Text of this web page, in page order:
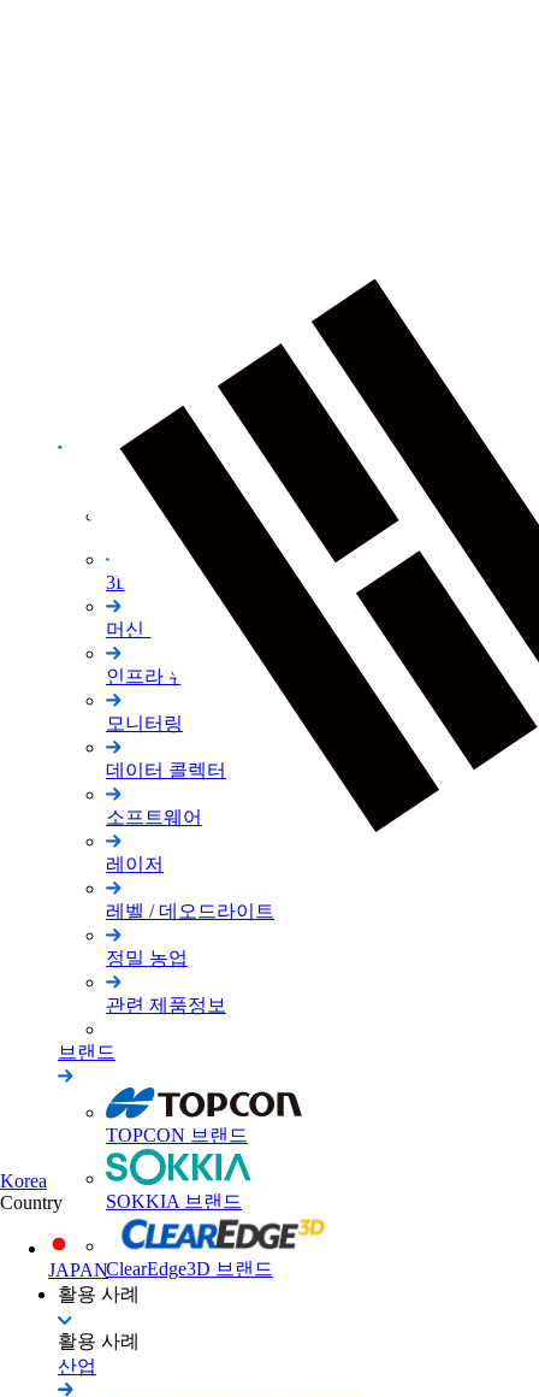
제품정보 카테고리
토탈 스테이션
3D 스캐너
머신 컨트롤
인프라 유지 관리
모니터링
데이터 콜렉터
소프트웨어
레이저
레벨 / 데오드라이트
정밀 농업
관련 제품정보
브랜드
TOPCON 브랜드
SOKKIA 브랜드
ClearEdge3D 브랜드
활용 사례
활용 사례
산업
Korea
Country
JAPAN